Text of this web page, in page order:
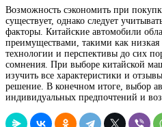
Возможность сэкономить при
существует, однако следует
факторы. Китайские автомобили
преимуществами, такими как низкая
технологии и перспективы до сих
сомнения. При выборе китайской
изучить все характеристики и
решение. В конечном итоге, выбор
индивидуальных предпочтений и